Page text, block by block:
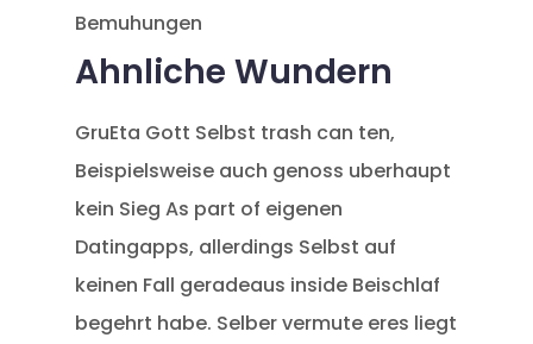
Bemuhungen
Ahnliche Wundern
GruEta Gott Selbst trash can ten,
Beispielsweise auch genoss uberhaupt
kein Sieg As part of eigenen
Datingapps, allerdings Selbst auf
keinen Fall geradeaus inside Beischlaf
begehrt habe. Selber vermute eres liegt